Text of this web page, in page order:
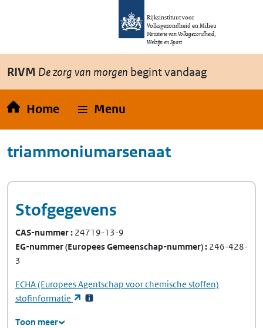
Overslaan en naar de inhoud gaan
Rijksinstituut voor
Volksgezondheid en Milieu
Ministerie van Volksgezondheid,
Welzijn en Sport
RIVM De zorg van morgen begint vandaag
Home Menu
triammoniumarsenaat
Stofgegevens
CAS-nummer 24719-13-9
EG-nummer(Europees Gemeenschap-nummer) 246-428-
3
ECHA(Europees Agentschap voor chemische stoffen)
stofinformatie
(opent in een nieuw tabblad)
Toon meer